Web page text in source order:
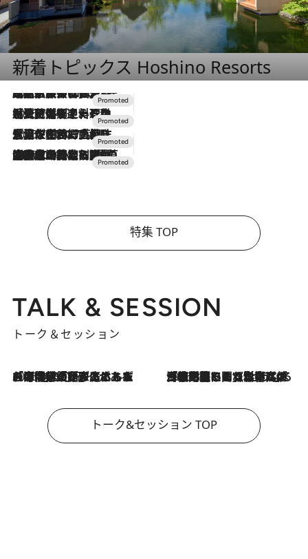
新着トピックス Hoshino Resorts
2026.7.31
【ホテル帰省】という選択肢をOMOが提案。家族とほどよい距離を保つには「昼は実家、夜は気兼ねなくホテルで！」
2026.7.24
【夏限定ディナーコース】旬を迎える稚鮎や花ズッキーニなどをイタリア・トスカーナの郷土料理の手法で満喫！
2026.7.17
「土佐和ハーブかき氷」がOMO7高知に登場！生姜、山椒、大葉など目にも舌にも涼を呼ぶ郷土の味
2026.7.10
NEW OPEN！【界 草津】名湯の地に誕生。趣の異なる2種の温泉と上州ならではの会席・蕎麦割烹など美食を味わう究極の癒やし旅
特集 TOP
TALK & SESSION
トーク＆セッション
2026.8.3
「今後値上げがあるとすれば…」「リスクがあるのは今年の冬」エネルギー専門家が語る、ホルムズ海峡封鎖が家庭にもたらす“ある心配” 2026.8.3
「住宅建てられない…」「サーチャージ料の高値が続いている」ホルムズ海峡封鎖による影響はいつまで続く？《エネルギー専門家に聞く“どうなる日本の暮らし”》
トーク&セッション TOP